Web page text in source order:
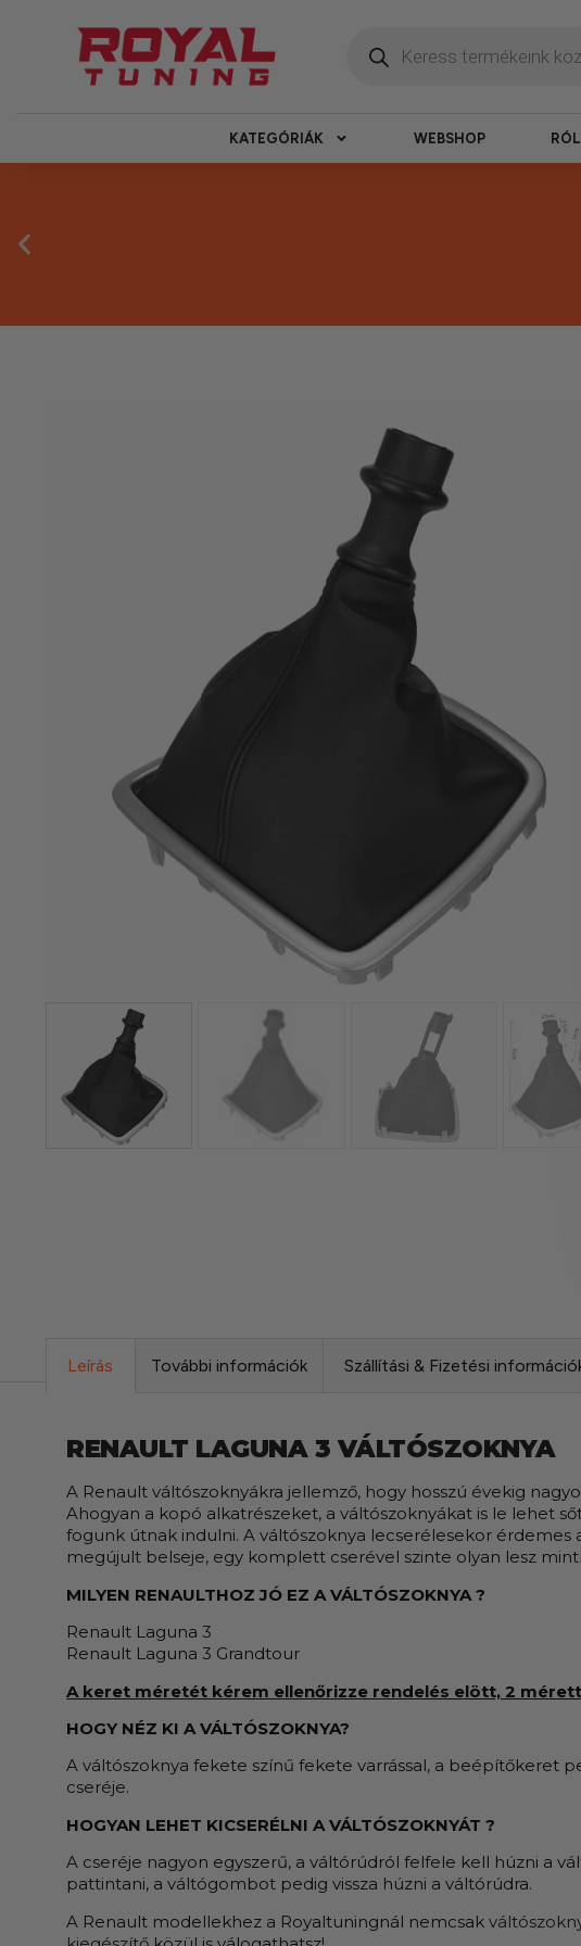
KATEGÓRIÁK WEBSHOP
Kínálatunkban kizárólag olyan termékek
Leírás További információk Szállítási & Fizetési
RENAULT LAGUNA 3 VÁLTÓSZOKNYA
A Renault váltószoknyákra jellemző, hogy hosszú évekig
Ahogyan a kopó alkatrészeket, a váltószoknyákat is le lehet
fogunk útnak indulni. A váltószoknya lecserélesekor
megújult belseje, egy komplett cserével szinte olyan lesz
MILYEN RENAULTHOZ JÓ EZ AVÁLTÓSZOKNYA?
Renault Laguna 3
Renault Laguna 3 Grandtour
A keret méretét kérem ellenőrizze rendelés elött, 2
HOGY NÉZ KI A VÁLTÓSZOKNYA?
A váltószoknya fekete színű fekete varrással, a beépítőkeret
cseréje.
HOGYAN LEHET KICSERÉLNI A VÁLTÓSZOKNYÁT ?
A cseréje nagyon egyszerű, a váltórúdról felfele kell húzni a
pattintani, a váltógombot pedig vissza húzni a váltórúdra.
A Renault modellekhez a Royaltuningnál nemcsak